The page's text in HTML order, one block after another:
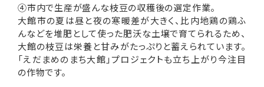
④市内で生産が盛んな枝豆の収穫後の選定作業。
大館市の夏は昼と夜の寒暖差が大きく、比内地鶏の鶏ふ
んなどを堆肥として使った肥沃な土壌で育てられるため、
大館の枝豆は栄養と甘みがたっぷりと蓄えられています。
「えだまめのまち大館」プロジェクトも立ち上がり今注目
の作物です。